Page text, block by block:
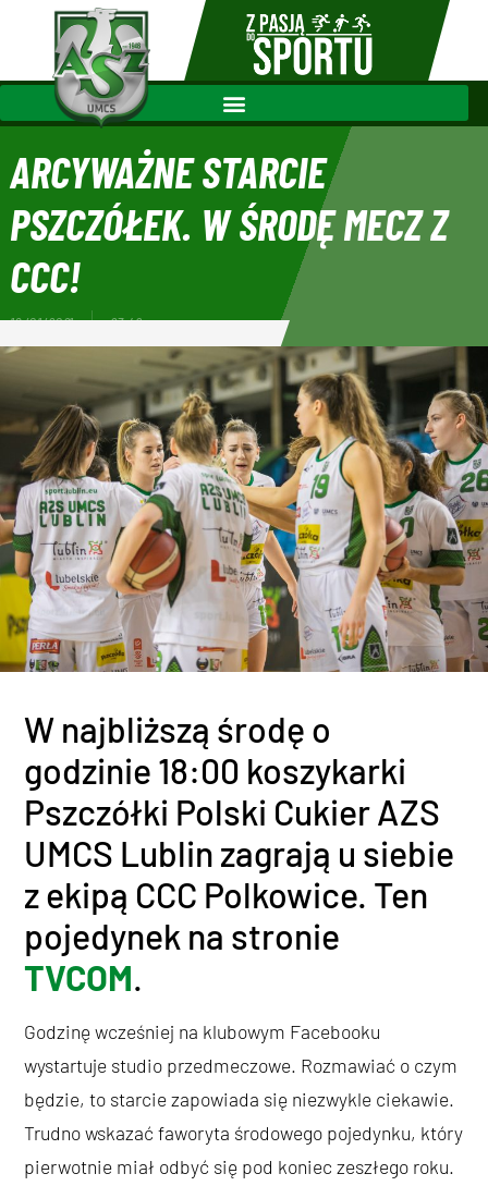
ARCYWAŻNE STARCIE
PSZCZÓŁEK. W ŚRODĘ MECZ Z
CCC!
18/01/2021 23:49
W najbliższą środę o
godzinie 18:00 koszykarki
Pszczółki Polski Cukier AZS
UMCS Lublin zagrają u siebie
z ekipą CCC Polkowice. Ten
pojedynek na stronie
TVCOM.
Godzinę wcześniej na klubowym Facebooku
wystartuje studio przedmeczowe. Rozmawiać o czym
będzie, to starcie zapowiada się niezwykle ciekawie.
Trudno wskazać faworyta środowego pojedynku, który
pierwotnie miał odbyć się pod koniec zeszłego roku.